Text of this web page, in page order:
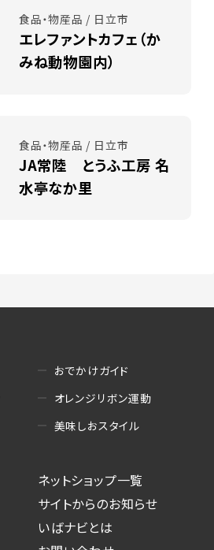
食品・物産品 / 日立市
エレファントカフェ（か
みね動物園内）
食品・物産品 / 日立市
JA常陸 とうふ工房 名
水亭なか里
おでかけガイド
オレンジリボン運動
美味しおスタイル
ネットショップ一覧
サイトからのお知らせ
いばナビとは